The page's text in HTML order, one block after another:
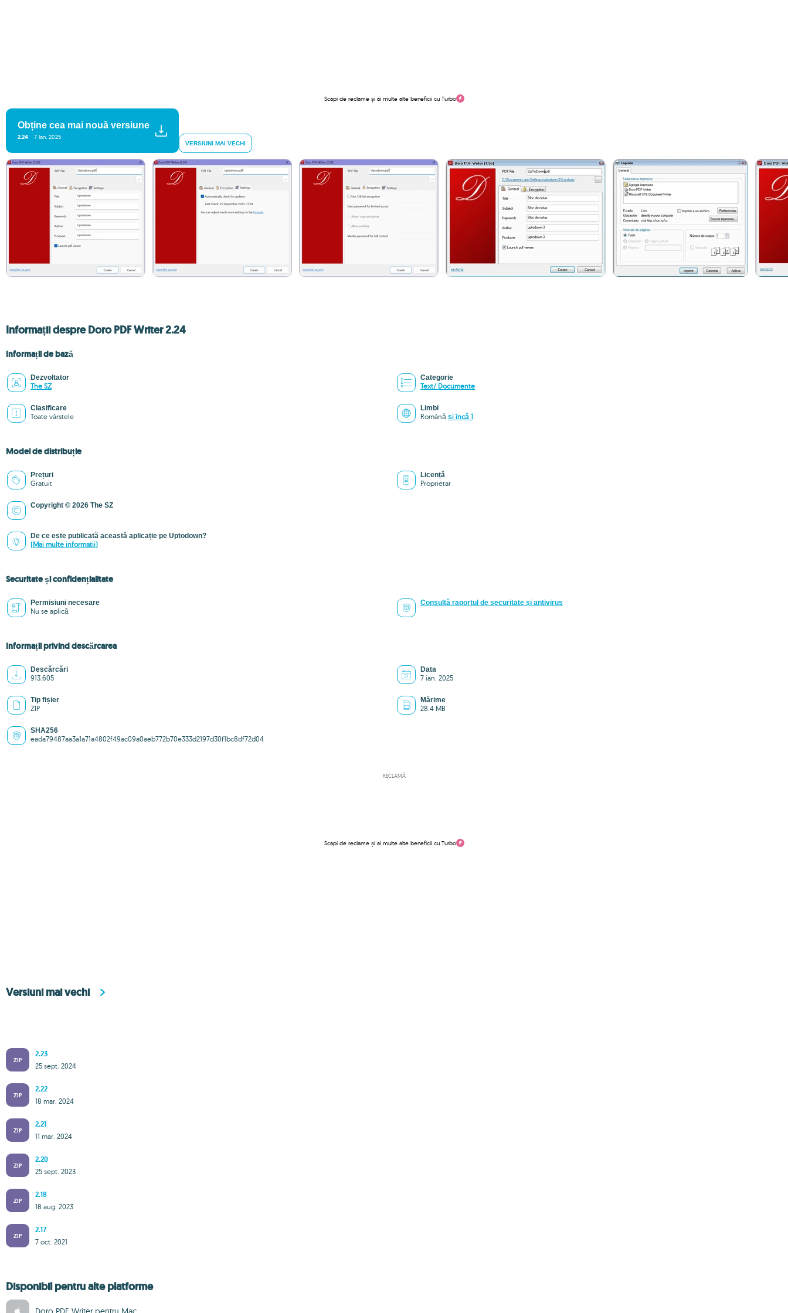
Scapi de reclame și ai multe alte beneficii cu Turbo
Obține cea mai nouă versiune
2.24 7 Ian. 2025
VERSIUNI MAI VECHI
Informații despre Doro PDF Writer 2.24
Informații de bază
Dezvoltator
The SZ
Categorie
Text/ Documente
Clasificare
Toate vârstele
Limbi
Română și încă 1
Model de distribuție
Prețuri
Gratuit
Licență
Proprietar
Copyright © 2026 The SZ
De ce este publicată această aplicație pe Uptodown?
(Mai multe informatii)
Securitate și confidențialitate
Permisiuni necesare
Nu se aplică
Consultă raportul de securitate și antivirus
Informații privind descărcarea
Descărcări
913.605
Data
7 ian. 2025
Tip fișier
ZIP
Mărime
28.4 MB
SHA256
eada79487aa3a1a71a4802f49ac09a0aeb772b70e333d2197d30f1bc8df72d04
RECLAMĂ
Scapi de reclame și ai multe alte beneficii cu Turbo
Versiuni mai vechi
ZIP
2.23
25 sept. 2024
ZIP
2.22
18 mar. 2024
ZIP
2.21
11 mar. 2024
ZIP
2.20
25 sept. 2023
ZIP
2.18
18 aug. 2023
ZIP
2.17
7 oct. 2021
Disponibil pentru alte platforme